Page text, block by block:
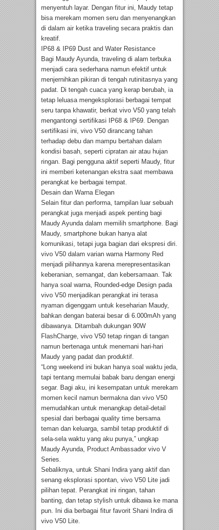
menyentuh layar. Dengan fitur ini, Maudy tetap
bisa merekam momen seru dan menyenangkan
di dalam air ketika traveling secara praktis dan
kreatif.
IP68 & IP69 Dust and Water Resistance
Bagi Maudy Ayunda, traveling di alam terbuka
menjadi cara sederhana namun efektif untuk
menjernihkan pikiran di tengah rutinitasnya yang
padat. Di tengah cuaca yang kerap berubah, ia
tetap leluasa mengeksplorasi berbagai tempat
seru tanpa khawatir, berkat vivo V50 yang telah
mengantongi sertifikasi IP68 & IP69. Dengan
sertifikasi ini, vivo V50 dirancang tahan
terhadap debu dan mampu bertahan dalam
kondisi basah, seperti cipratan air atau hujan
ringan. Bagi pengguna aktif seperti Maudy, fitur
ini memberi ketenangan ekstra saat membawa
perangkat ke berbagai tempat.
Desain dan Warna Elegan
Selain fitur dan performa, tampilan luar sebuah
perangkat juga menjadi aspek penting bagi
Maudy Ayunda dalam memilih smartphone. Bagi
Maudy, smartphone bukan hanya alat
komunikasi, tetapi juga bagian dari ekspresi diri.
vivo V50 dalam varian warna Harmony Red
menjadi pilihannya karena merepresentasikan
keberanian, semangat, dan kebersamaan. Tak
hanya soal warna, Rounded-edge Design pada
vivo V50 menjadikan perangkat ini terasa
nyaman digenggam untuk keseharian Maudy,
bahkan dengan baterai besar di 6.000mAh yang
dibawanya. Ditambah dukungan 90W
FlashCharge, vivo V50 tetap ringan di tangan
namun bertenaga untuk menemani hari-hari
Maudy yang padat dan produktif.
“Long weekend ini bukan hanya soal waktu jeda,
tapi tentang memulai babak baru dengan energi
segar. Bagi aku, ini kesempatan untuk merekam
momen kecil namun bermakna dan vivo V50
memudahkan untuk menangkap detail-detail
spesial dari berbagai quality time bersama
teman dan keluarga, sambil tetap produktif di
sela-sela waktu yang aku punya,” ungkap
Maudy Ayunda, Product Ambassador vivo V
Series.
Sebaliknya, untuk Shani Indira yang aktif dan
senang eksplorasi spontan, vivo V50 Lite jadi
pilihan tepat. Perangkat ini ringan, tahan
banting, dan tetap stylish untuk dibawa ke mana
pun. Ini dia berbagai fitur favorit Shani Indira di
vivo V50 Lite.